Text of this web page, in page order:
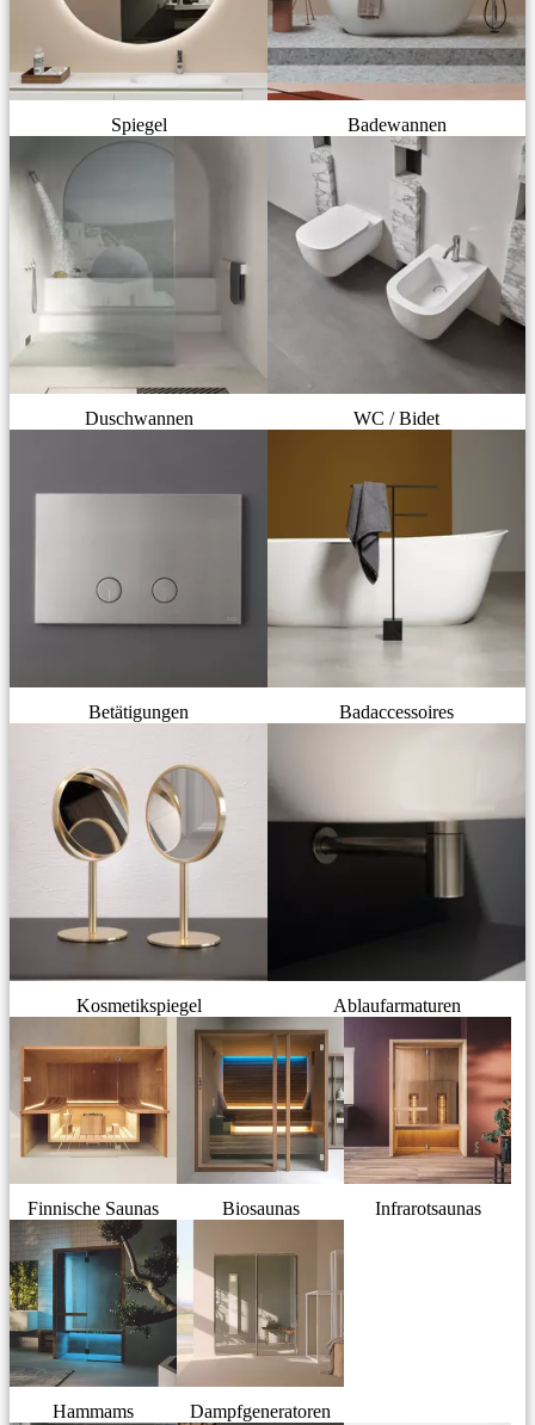
Spiegel Badewannen
Duschwannen WC / Bidet
Betätigungen Badaccessoires
Kosmetikspiegel Ablaufarmaturen
Finnische Saunas Biosaunas Infrarotsaunas
Hammams Dampfgeneratoren